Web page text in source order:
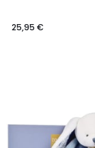
25,95 €